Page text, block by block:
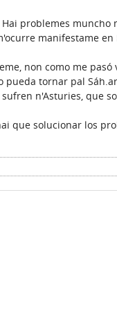
problemes muncho
manifestame
non como me pasó
pueda tornar pal
n'Asturies, que
que solucionar los